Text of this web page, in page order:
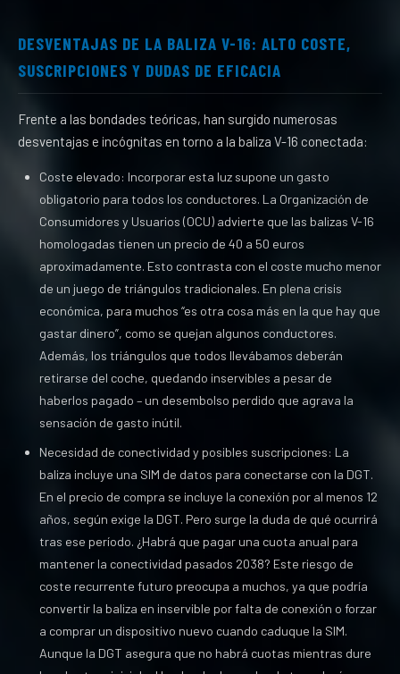
DESVENTAJAS DE LA BALIZA V-16: ALTO COSTE,
SUSCRIPCIONES Y DUDAS DE EFICACIA
Frente a las bondades teóricas, han surgido numerosas
desventajas e incógnitas en torno a la baliza V-16 conectada:
Coste elevado: Incorporar esta luz supone un gasto
obligatorio para todos los conductores. La Organización de
Consumidores y Usuarios (OCU) advierte que las balizas V-16
homologadas tienen un precio de 40 a 50 euros
aproximadamente. Esto contrasta con el coste mucho menor
de un juego de triángulos tradicionales. En plena crisis
económica, para muchos “es otra cosa más en la que hay que
gastar dinero”, como se quejan algunos conductores.
Además, los triángulos que todos llevábamos deberán
retirarse del coche, quedando inservibles a pesar de
haberlos pagado – un desembolso perdido que agrava la
sensación de gasto inútil.
Necesidad de conectividad y posibles suscripciones: La
baliza incluye una SIM de datos para conectarse con la DGT.
En el precio de compra se incluye la conexión por al menos 12
años, según exige la DGT. Pero surge la duda de qué ocurrirá
tras ese período. ¿Habrá que pagar una cuota anual para
mantener la conectividad pasados 2038? Este riesgo de
coste recurrente futuro preocupa a muchos, ya que podría
convertir la baliza en inservible por falta de conexión o forzar
a comprar un dispositivo nuevo cuando caduque la SIM.
Aunque la DGT asegura que no habrá cuotas mientras dure